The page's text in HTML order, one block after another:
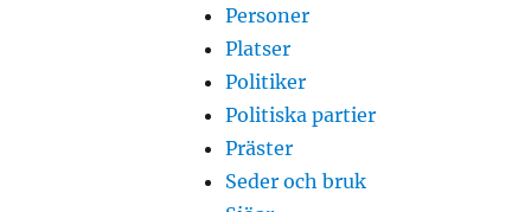
Personer
Platser
Politiker
Politiska partier
Präster
Seder och bruk